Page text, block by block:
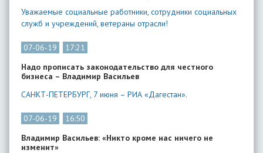
Уважаемые социальные работники, сотрудники социальных
служб и учреждений, ветераны отрасли!
07-06-19
17:21
Надо прописать законодательство для честного
бизнеса – Владимир Васильев
САНКТ-ПЕТЕРБУРГ, 7 июня – РИА «Дагестан».
07-06-19
16:50
Владимир Васильев: «Никто кроме нас ничего не
изменит»